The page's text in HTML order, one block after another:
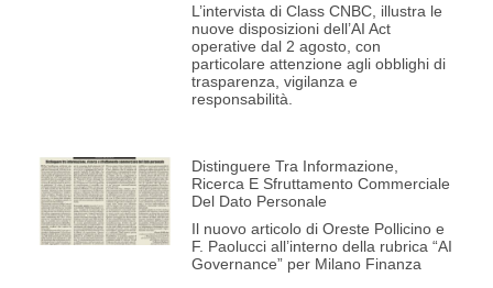
L’intervista di Class CNBC, illustra le
nuove disposizioni dell’AI Act
operative dal 2 agosto, con
particolare attenzione agli obblighi di
trasparenza, vigilanza e
responsabilità.
Distinguere Tra Informazione,
Ricerca E Sfruttamento Commerciale
Del Dato Personale
Il nuovo articolo di Oreste Pollicino e
F. Paolucci all’interno della rubrica “AI
Governance” per Milano Finanza